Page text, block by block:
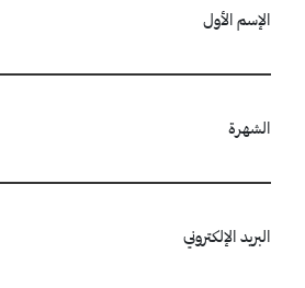
الإسم الأول
الشهرة
البريد الإلكتروني